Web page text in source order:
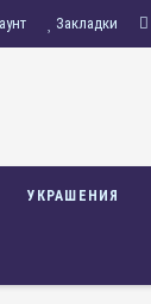
Закладки
УКРАШЕНИЯ